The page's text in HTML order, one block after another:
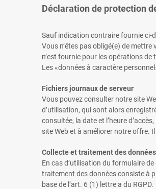
Déclaration de protection
Sauf indication contraire fournie ci-
Vous n’êtes pas obligé(e) de
n’est fournie pour les opérations de
Les «données à caractère
Fichiers journaux de serveur
Vous pouvez consulter notre site
d’utilisation, qui sont alors
consultée, la date et l’heure
site Web et à améliorer notre offre.
Collecte et traitement des
En cas d’utilisation du formulaire
traitement des données consiste à
base de l’art. 6 (1) lettre a du RGPD.